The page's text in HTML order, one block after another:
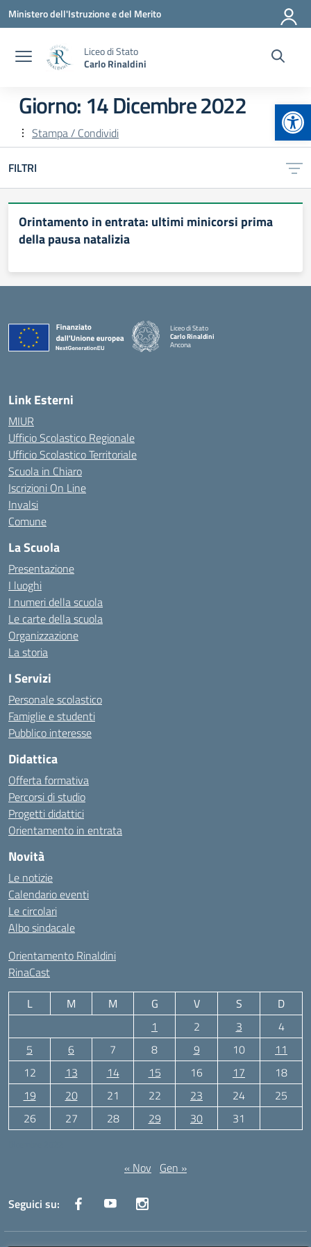
Vai ai contenuti
Vai al menu di navigazione
Vai al footer
Ministero dell'Istruzione e del Merito
Liceo di Stato
Carlo Rinaldini
Giorno: 14 Dicembre 2022
Stampa / Condividi
FILTRI
Orintamento in entrata: ultimi minicorsi prima
della pausa natalizia
Liceo di Stato
Carlo Rinaldini
Ancona
Link Esterni
MIUR
Ufficio Scolastico Regionale
Ufficio Scolastico Territoriale
Scuola in Chiaro
Iscrizioni On Line
Invalsi
Comune
La Scuola
Presentazione
I luoghi
I numeri della scuola
Le carte della scuola
Organizzazione
La storia
I Servizi
Personale scolastico
Famiglie e studenti
Pubblico interesse
Didattica
Offerta formativa
Percorsi di studio
Progetti didattici
Orientamento in entrata
Novità
Le notizie
Calendario eventi
Le circolari
Albo sindacale
Orientamento Rinaldini
RinaCast
L M M G V S
D
1
2 3
4
5
6 7 8 9 10
11
12
13 14 15 16 17
18
19
20 21 22 23 24
25
26
27 28 29 30 31
« Nov Gen »
Seguici su: